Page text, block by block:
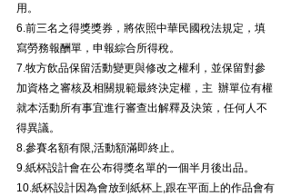
用。
6.前三名之得獎獎券，將依照中華民國稅法規定，填
寫勞務報酬單，申報綜合所得稅。
7.牧方飲品保留活動變更與修改之權利，並保留對參
加資格之審核及相關規範最終決定權，主  辦單位有權
就本活動所有事宜進行審查出解釋及決策，任何人不
得異議。
8.參賽名額有限,活動額滿即終止。
9.紙杯設計會在公布得獎名單的一個半月後出品。
10.紙杯設計因為會放到紙杯上,跟在平面上的作品會有